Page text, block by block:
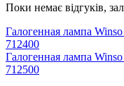
Поки немає відгуків,
Галогенная лампа
712400
Галогенная лампа
712500